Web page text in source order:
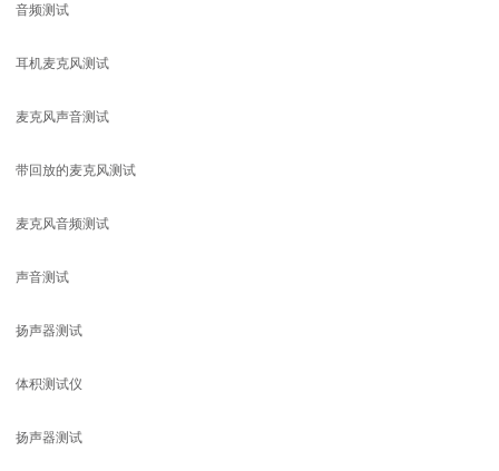
音频测试
耳机麦克风测试
麦克风声音测试
带回放的麦克风测试
麦克风音频测试
声音测试
扬声器测试
体积测试仪
扬声器测试